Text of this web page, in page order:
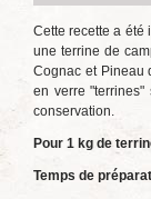
Cette recette a été
une terrine de
Cognac et Pineau
en verre
conservation.
Pour 1 kg de
Temps de